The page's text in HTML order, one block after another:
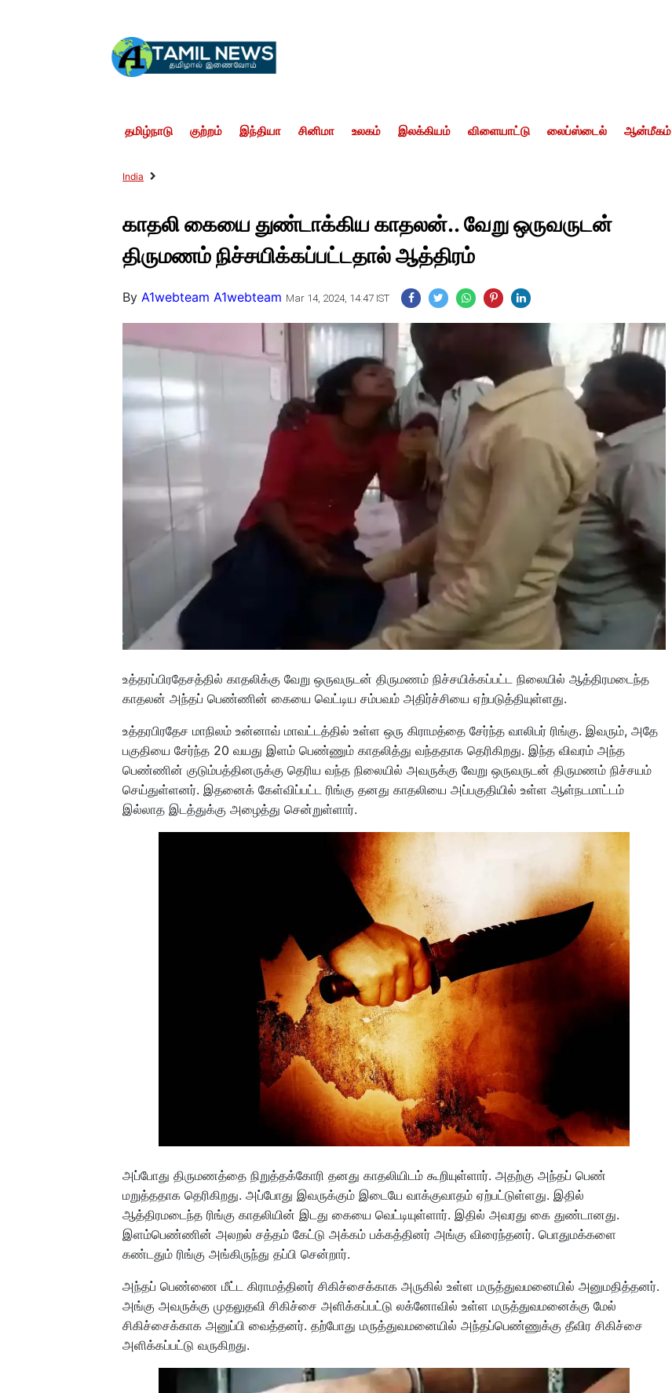
தமிழ்நாடு குற்றம் இந்தியா சினிமா உலகம் இலக்கியம் விளையாட்டு லைப்ஸ்டைல் ஆன்மீகம்
India
காதலி கையை துண்டாக்கிய காதலன்.. வேறு ஒருவருடன்
திருமணம் நிச்சயிக்கப்பட்டதால் ஆத்திரம்
ByA1webteam A1webteam Mar 14, 2024, 14:47 IST
உத்தரப்பிரதேசத்தில் காதலிக்கு வேறு ஒருவருடன் திருமணம் நிச்சயிக்கப்பட்ட நிலையில் ஆத்திரமடைந்த
காதலன் அந்தப் பெண்ணின் கையை வெட்டிய சம்பவம் அதிர்ச்சியை ஏற்படுத்தியுள்ளது.
உத்தரபிரதேச மாநிலம் உன்னாவ் மாவட்டத்தில் உள்ள ஒரு கிராமத்தை சேர்ந்த வாலிபர் ரிங்கு. இவரும், அதே
பகுதியை சேர்ந்த 20 வயது இளம் பெண்ணும் காதலித்து வந்ததாக தெரிகிறது. இந்த விவரம் அந்த
பெண்ணின் குடும்பத்தினருக்கு தெரிய வந்த நிலையில் அவருக்கு வேறு ஒருவருடன் திருமணம் நிச்சயம்
செய்துள்ளனர். இதனைக் கேள்விப்பட்ட ரிங்கு தனது காதலியை அப்பகுதியில் உள்ள ஆள்நடமாட்டம்
இல்லாத இடத்துக்கு அழைத்து சென்றுள்ளார்.
அப்போது திருமணத்தை நிறுத்தக்கோரி தனது காதலியிடம் கூறியுள்ளார். அதற்கு அந்தப் பெண்
மறுத்ததாக தெரிகிறது. அப்போது இவருக்கும் இடையே வாக்குவாதம் ஏற்பட்டுள்ளது. இதில்
ஆத்திரமடைந்த ரிங்கு காதலியின் இடது கையை வெட்டியுள்ளார். இதில் அவரது கை துண்டானது.
இளம்பெண்ணின் அலறல் சத்தம் கேட்டு அக்கம் பக்கத்தினர் அங்கு விரைந்தனர். பொதுமக்களை
கண்டதும் ரிங்கு அங்கிருந்து தப்பி சென்றார்.
அந்தப் பெண்ணை மீட்ட கிராமத்தினர் சிகிச்சைக்காக அருகில் உள்ள மருத்துவமனையில் அனுமதித்தனர்.
அங்கு அவருக்கு முதலுதவி சிகிச்சை அளிக்கப்பட்டு லக்னோவில் உள்ள மருத்துவமனைக்கு மேல்
சிகிச்சைக்காக அனுப்பி வைத்தனர். தற்போது மருத்துவமனையில் அந்தப்பெண்ணுக்கு தீவிர சிகிச்சை
அளிக்கப்பட்டு வருகிறது.